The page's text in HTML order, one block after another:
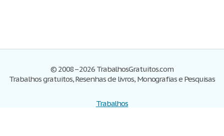
© 2008–2026 TrabalhosGratuitos.com
Trabalhos gratuitos, Resenhas de livros, Monografias e Pesquisas
Trabalhos